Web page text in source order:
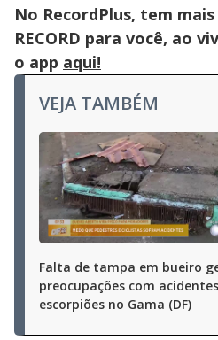
No RecordPlus, tem
RECORD para você, ao
o app aqui!
VEJA TAMBÉM
Falta de tampa em bueiro
preocupações com
escorpiões no Gama (DF)